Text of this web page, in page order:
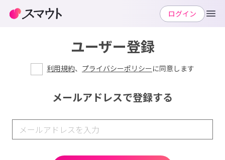
ユーザー登録
利用規約、 プライバシーポリシーに同意します
メールアドレスで登録する
ログイン